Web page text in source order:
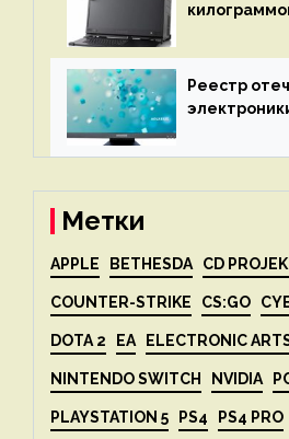
до 3 Тбайт
дисплеев
Реестр
Метки
APPLE BETHESDA CD
COUNTER-STRIKE CS:GO
DOTA 2 EA ELECTRONIC
NINTENDO SWITCH NVIDIA
PLAYSTATION 5 PS4 PS4 PRO